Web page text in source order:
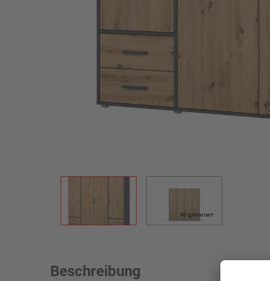
KI-generiert
Beschreibung